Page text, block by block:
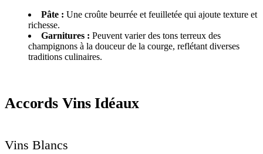
Pâte : Une croûte beurrée et feuilletée qui ajoute texture et
richesse.
Garnitures : Peuvent varier des tons terreux des
champignons à la douceur de la courge, reflétant diverses
traditions culinaires.
Accords Vins Idéaux
Vins Blancs